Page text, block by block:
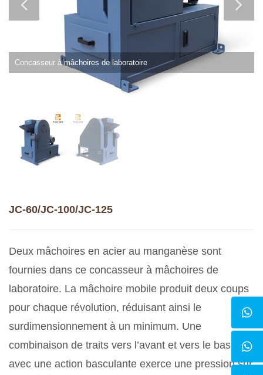
Concasseur à mâchoires de laboratoire
JC-60/JC-100/JC-125
Deux mâchoires en acier au manganèse sont
fournies dans ce concasseur à mâchoires de
laboratoire. La mâchoire mobile produit deux coups
pour chaque révolution, réduisant ainsi le
surdimensionnement à un minimum. Une
combinaison de traits vers l’avant et vers le bas
avec une action basculante exerce une pression sur